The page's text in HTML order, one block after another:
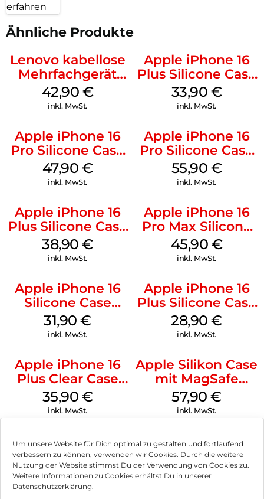
Um unsere Website für Dich optimal zu gestalten und fortlaufend
verbessern zu können, verwenden wir Cookies. Durch die weitere
Nutzung der Website stimmst Du der Verwendung von Cookies zu.
Weitere Informationen zu Cookies erhältst Du in unserer
Datenschutzerklärung.
erfahren
Ähnliche Produkte
Lenovo kabellose
Mehrfachgerät
Luna Grey
42,90 €
inkl. MwSt.
Apple iPhone 16
Plus Silicone Case
MagSafe Lake
Green
33,90 €
inkl. MwSt.
Apple iPhone 16
Pro Silicone Case
MagSafe Denim
47,90 €
inkl. MwSt.
Apple iPhone 16
Pro Silicone Case
MagSafe Stone
Gray
55,90 €
inkl. MwSt.
Apple iPhone 16
Plus Silicone Case
MagSafe Denim
38,90€
inkl. MwSt.
Apple iPhone 16
Pro Max Silicone
Case MagSafe
Ultramarine
45,90 €
inkl. MwSt.
Apple iPhone 16
Silicone Case
MagSafe Fuchsia
31,90€
inkl. MwSt.
Apple iPhone 16
Plus Silicone Case
MagSafe Black
28,90€
inkl. MwSt.
Apple iPhone 16
Plus Clear Case
MagSafe
Transparent
35,90 €
inkl. MwSt.
Apple Silikon Case
mit MagSafe
iPhone 14 Pro
(PRODUCT)RED
57,90€
inkl. MwSt.
Impressum